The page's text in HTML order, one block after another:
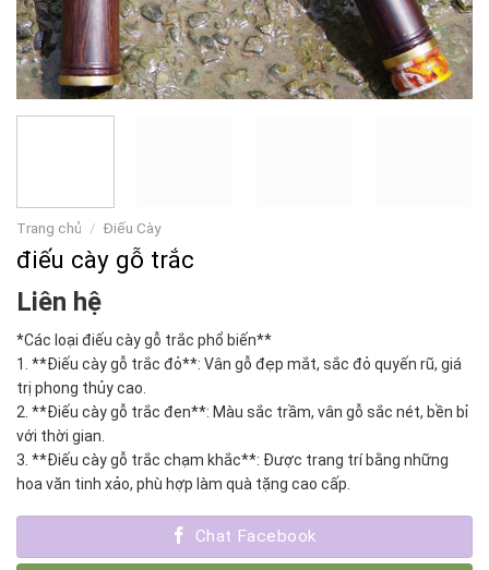
Trang chủ / Điếu Cày
điếu cày gỗ trắc
Liên hệ
*Các loại điếu cày gỗ trắc phổ biến**
1. **Điếu cày gỗ trắc đỏ**: Vân gỗ đẹp mắt, sắc đỏ quyến rũ, giá
trị phong thủy cao.
2. **Điếu cày gỗ trắc đen**: Màu sắc trầm, vân gỗ sắc nét, bền bỉ
với thời gian.
3. **Điếu cày gỗ trắc chạm khắc**: Được trang trí bằng những
hoa văn tinh xảo, phù hợp làm quà tặng cao cấp.
Chat Facebook